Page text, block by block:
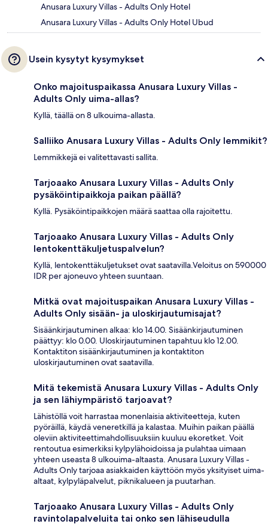
Anusara Luxury Villas - Adults Only Hotel
Anusara Luxury Villas - Adults Only Hotel Ubud
Usein kysytyt kysymykset
Onko majoituspaikassa Anusara Luxury Villas -
Adults Only uima-allas?
Kyllä, täällä on 8 ulkouima-allasta.
Salliiko Anusara Luxury Villas - Adults Only lemmikit?
Lemmikkejä ei valitettavasti sallita.
Tarjoaako Anusara Luxury Villas - Adults Only
pysäköintipaikkoja paikan päällä?
Kyllä. Pysäköintipaikkojen määrä saattaa olla rajoitettu.
Tarjoaako Anusara Luxury Villas - Adults Only
lentokenttäkuljetuspalvelun?
Kyllä, lentokenttäkuljetukset ovat saatavilla.Veloitus on 590000
IDR per ajoneuvo yhteen suuntaan.
Mitkä ovat majoituspaikan Anusara Luxury Villas -
Adults Only sisään- ja uloskirjautumisajat?
Sisäänkirjautuminen alkaa: klo 14.00. Sisäänkirjautuminen
päättyy: klo 0.00. Uloskirjautuminen tapahtuu klo 12.00.
Kontaktiton sisäänkirjautuminen ja kontaktiton
uloskirjautuminen ovat saatavilla.
Mitä tekemistä Anusara Luxury Villas - Adults Only
ja sen lähiympäristö tarjoavat?
Lähistöllä voit harrastaa monenlaisia aktiviteetteja, kuten
pyöräillä, käydä veneretkillä ja kalastaa. Muihin paikan päällä
oleviin aktiviteettimahdollisuuksiin kuuluu ekoretket. Voit
rentoutua esimerkiksi kylpylähoidoissa ja pulahtaa uimaan
yhteen useasta 8 ulkouima-altaasta. Anusara Luxury Villas -
Adults Only tarjoaa asiakkaiden käyttöön myös yksityiset uima-
altaat, kylpyläpalvelut, piknikalueen ja puutarhan.
Tarjoaako Anusara Luxury Villas - Adults Only
ravintolapalveluita tai onko sen lähiseudulla